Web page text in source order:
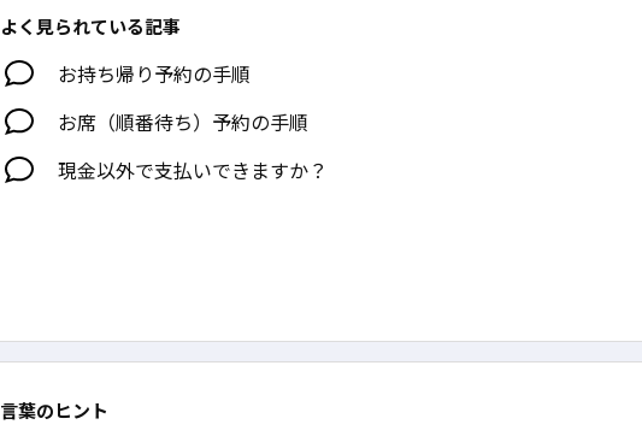
よく見られている記事
お持ち帰り予約の手順
お席（順番待ち）予約の手順
現金以外で支払いできますか？
言葉のヒント